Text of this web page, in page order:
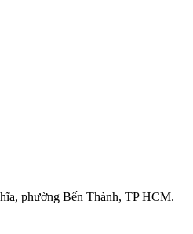
phường Bến Thành, TP HCM.